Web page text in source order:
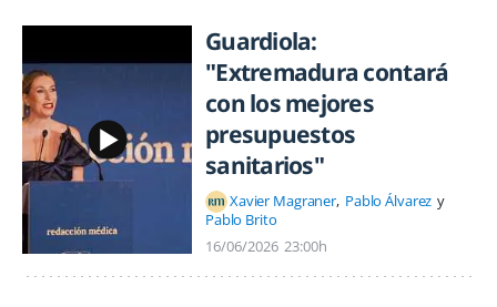
Guardiola:
"Extremadura contará
con los mejores
presupuestos
sanitarios"
Xavier Magraner Pablo Álvarez
Pablo Brito
16/06/2026 23:00h